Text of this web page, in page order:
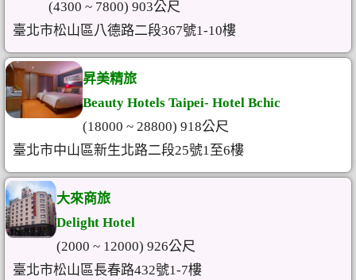
(4300 ~ 7800) 903公尺
臺北市松山區八德路二段367號1-10樓
昇美精旅
Beauty Hotels Taipei- Hotel Bchic
(18000 ~ 28800) 918公尺
臺北市中山區新生北路二段25號1至6樓
大來商旅
Delight Hotel
(2000 ~ 12000) 926公尺
臺北市松山區長春路432號1-7樓